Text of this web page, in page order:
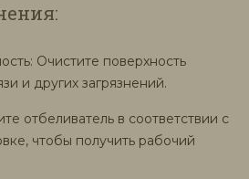
Очистите поверхность
и других загрязнений.
отбеливатель в соответствии с
чтобы получить рабочий